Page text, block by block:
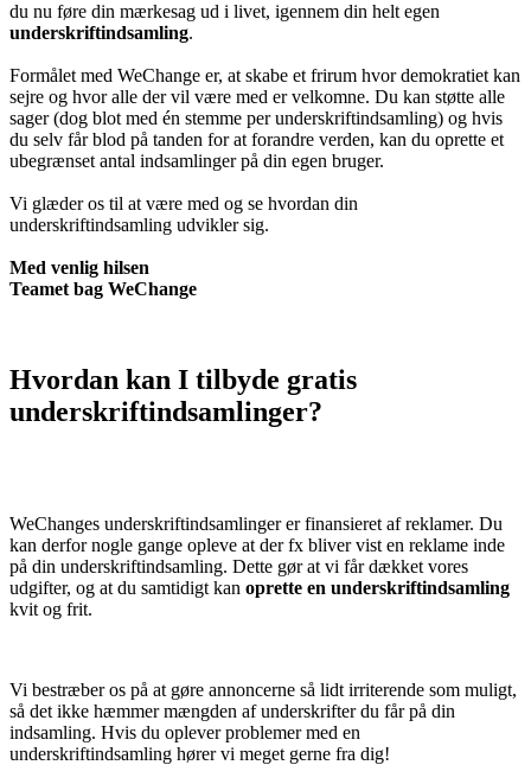
du nu føre din mærkesag ud i livet, igennem din helt egen
underskriftindsamling.
Formålet med WeChange er, at skabe et frirum hvor demokratiet kan
sejre og hvor alle der vil være med er velkomne. Du kan støtte alle
sager (dog blot med én stemme per underskriftindsamling) og hvis
du selv får blod på tanden for at forandre verden, kan du oprette et
ubegrænset antal indsamlinger på din egen bruger.
Vi glæder os til at være med og se hvordan din
underskriftindsamling udvikler sig.
Med venlig hilsen
Teamet bag WeChange
Hvordan kan I tilbyde gratis
underskriftindsamlinger?
WeChanges underskriftindsamlinger er finansieret af reklamer. Du
kan derfor nogle gange opleve at der fx bliver vist en reklame inde
på din underskriftindsamling. Dette gør at vi får dækket vores
udgifter, og at du samtidigt kan oprette en underskriftindsamling
kvit og frit.
Vi bestræber os på at gøre annoncerne så lidt irriterende som muligt,
så det ikke hæmmer mængden af underskrifter du får på din
indsamling. Hvis du oplever problemer med en
underskriftindsamling hører vi meget gerne fra dig!